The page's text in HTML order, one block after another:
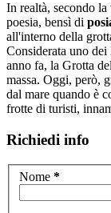
In realtà, secondo
poesia, bensì di
all'interno della
Considerata uno
anno fa, la Grotta
massa. Oggi, però,
dal mare quando è
frotte di turisti,
Richiedi info
Nome *